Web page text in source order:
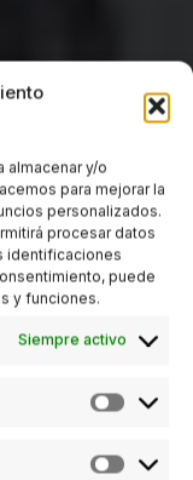
almacenar y/o
para mejorar la
personalizados.
procesar datos
identificaciones
puede
y funciones.
Siempre activo